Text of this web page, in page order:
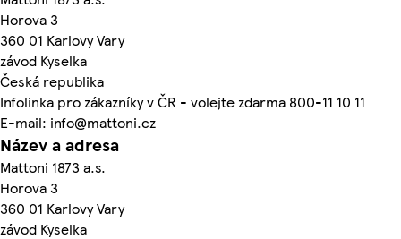
Horova 3
360 01 Karlovy Vary
závod Kyselka
Česká republika
Infolinka pro zákazníky v ČR - volejte zdarma 800-11 10 11
E-mail: info@mattoni.cz
Název a adresa
Mattoni 1873 a.s.
Horova 3
360 01 Karlovy Vary
závod Kyselka